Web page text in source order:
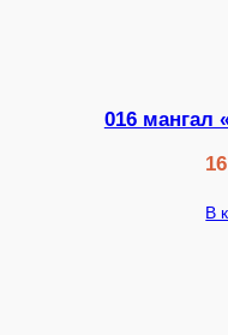
016 мангал
В